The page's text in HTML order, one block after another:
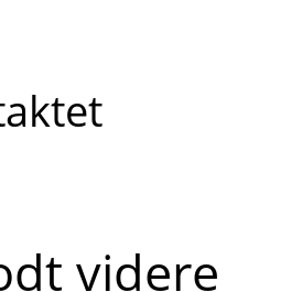
videre